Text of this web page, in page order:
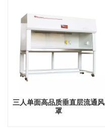
三人单面高品质垂直层流通风
罩